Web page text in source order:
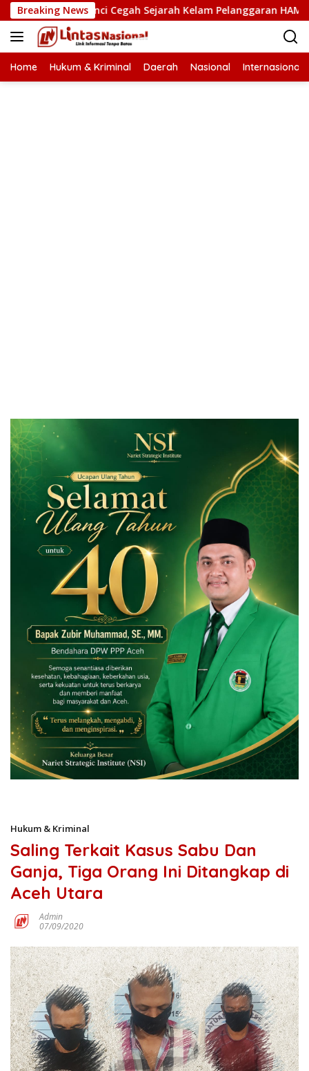
Langsung
ke
konten
Breaking News
Kunci Cegah Sejarah Kelam Pelanggaran HAM Terulang
Home Hukum & Kriminal Daerah Nasional Internasional
Hukum & Kriminal
Saling Terkait Kasus Sabu Dan
Ganja, Tiga Orang Ini Ditangkap di
Aceh Utara
Admin
07/09/2020